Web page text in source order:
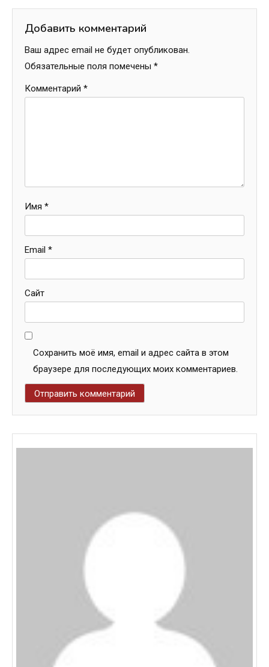
Добавить комментарий
Ваш адрес email не будет опубликован.
Обязательные поля помечены *
Комментарий *
Имя *
Email *
Сайт
Сохранить моё имя, email и адрес сайта в этом
браузере для последующих моих комментариев.